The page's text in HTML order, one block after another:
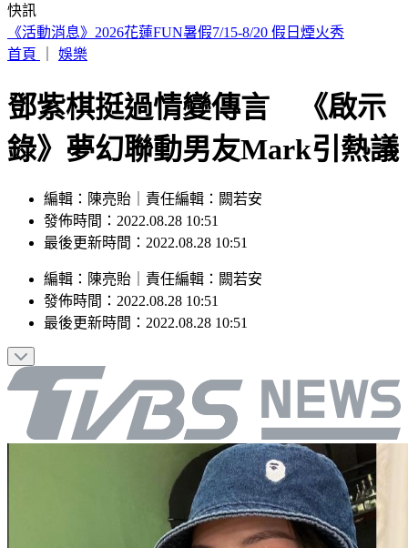
快訊
印度女與兄大吵後暴走！ 竟朝9月大姪子嘴裡「猛灌強力
膠」
鄧紫棋挺過情變傳言 《啟示
錄》夢幻聯動男友Mark引熱議
編輯：陳亮貽｜責任編輯：闕若安
發佈時間：2022.08.28 10:51
編輯：陳亮貽｜責任編輯：
發佈時間：2022.08.28 10:51